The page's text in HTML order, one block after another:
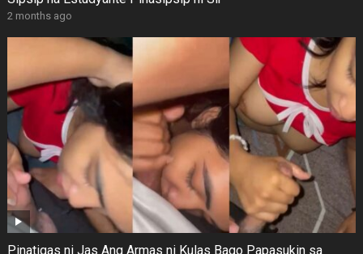
2 months ago
Pinatigas ni Jas Ang Armas ni Kulas Bago Papasukin sa